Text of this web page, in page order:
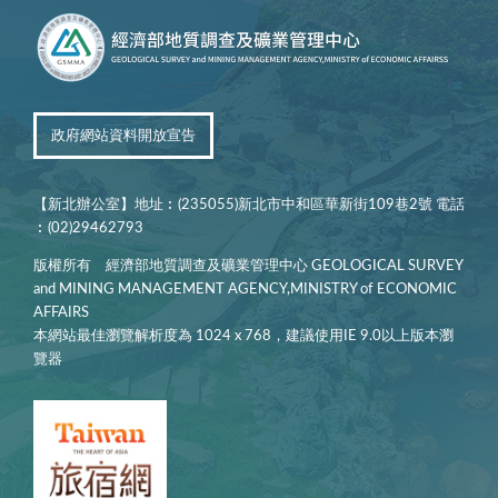
政府網站資料開放宣告
【新北辦公室】地址︰(235055)新北市中和區華新街109巷2號 電話
︰(02)29462793
版權所有 經濟部地質調查及礦業管理中心 GEOLOGICAL SURVEY
and MINING MANAGEMENT AGENCY,MINISTRY of ECONOMIC
AFFAIRS
本網站最佳瀏覽解析度為 1024 x 768，建議使用IE 9.0以上版本瀏
覽器